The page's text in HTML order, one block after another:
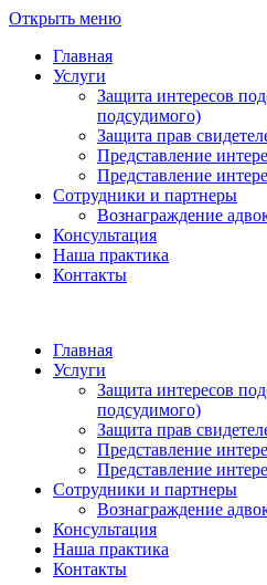
Открыть меню
Главная
Услуги
Защита интересов
подсудимого)
Защита прав
Представление
Представление
Сотрудники и партнеры
Вознаграждение
Консультация
Наша практика
Контакты
Главная
Услуги
Защита интересов
подсудимого)
Защита прав
Представление
Представление
Сотрудники и партнеры
Вознаграждение
Консультация
Наша практика
Контакты